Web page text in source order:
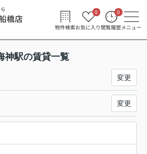
物件検索お気に入り
0
閲覧履歴
0
メニュー
神駅の賃貸一覧
変更
変更